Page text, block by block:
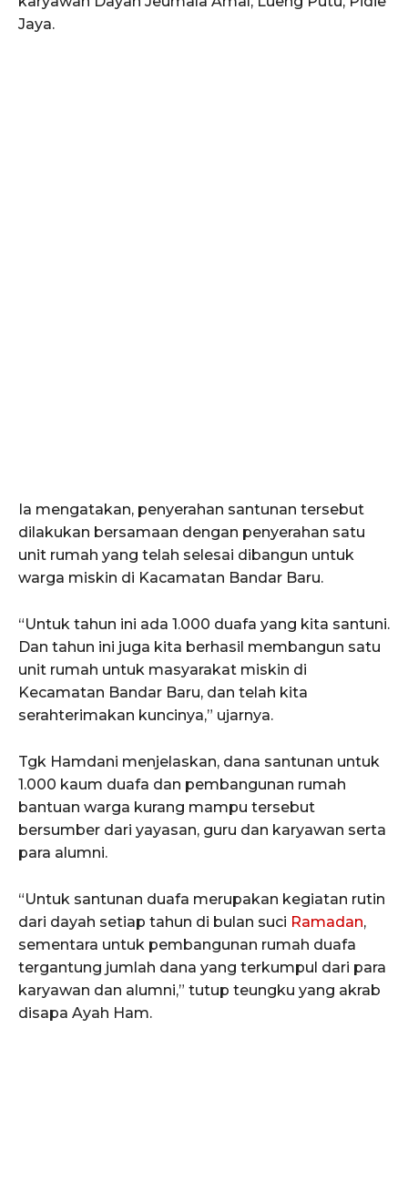
ACEHKINI.ID
Situs Berita Aceh Terkini
Jaya.
Ia mengatakan, penyerahan santunan tersebut
dilakukan bersamaan dengan penyerahan satu
unit rumah yang telah selesai dibangun untuk
warga miskin di Kacamatan Bandar Baru.
“Untuk tahun ini ada 1.000 duafa yang kita santuni.
Dan tahun ini juga kita berhasil membangun satu
unit rumah untuk masyarakat miskin di
Kecamatan Bandar Baru, dan telah kita
serahterimakan kuncinya,” ujarnya.
Tgk Hamdani menjelaskan, dana santunan untuk
1.000 kaum duafa dan pembangunan rumah
bantuan warga kurang mampu tersebut
bersumber dari yayasan, guru dan karyawan serta
para alumni.
“Untuk santunan duafa merupakan kegiatan rutin
dari dayah setiap tahun di bulan suci Ramadan,
sementara untuk pembangunan rumah duafa
tergantung jumlah dana yang terkumpul dari para
karyawan dan alumni,” tutup teungku yang akrab
disapa Ayah Ham.